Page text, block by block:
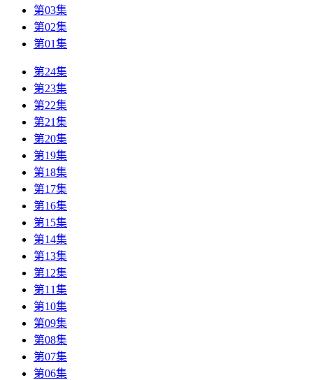
第03集
第02集
第01集
第24集
第23集
第22集
第21集
第20集
第19集
第18集
第17集
第16集
第15集
第14集
第13集
第12集
第11集
第10集
第09集
第08集
第07集
第06集